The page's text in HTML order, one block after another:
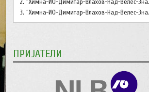
3.“Химна-ИО-Димитар-Влахов-Над-Велес-Знаме-Се-Вее-Инструментал”
ПРИЈАТЕЛИ